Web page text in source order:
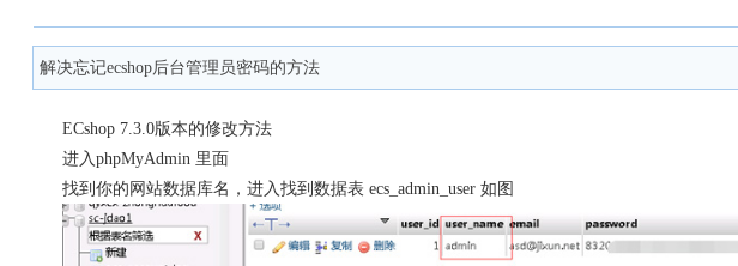
解决忘记ecshop后台管理员密码的方法
ECshop 7.3.0版本的修改方法
进入phpMyAdmin 里面
找到你的网站数据库名，进入找到数据表 ecs_admin_user 如图